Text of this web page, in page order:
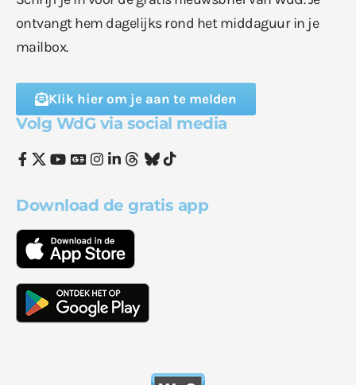
ontvangt hem dagelijks rond het middaguur in je
mailbox.
Klik hier om je aan te melden
Volg WdG via social media
Download de gratis app